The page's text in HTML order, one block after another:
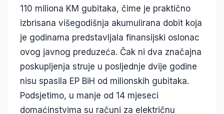
110 miliona KM gubitaka, čime je praktično
izbrisana višegodišnja akumulirana dobit koja
je godinama predstavljala finansijski oslonac
ovog javnog preduzeća. Čak ni dva značajna
poskupljenja struje u posljednje dvije godine
nisu spasila EP BiH od milionskih gubitaka.
Podsjetimo, u manje od 14 mjeseci
domaćinstvima su računi za električnu